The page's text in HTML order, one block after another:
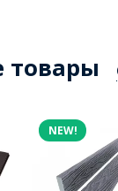
товары
NEW!